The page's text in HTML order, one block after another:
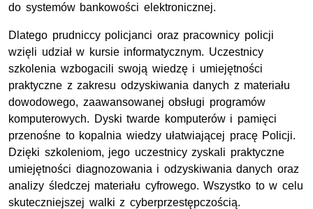
do systemów bankowości elektronicznej.
Dlatego prudniccy policjanci oraz pracownicy policji
wzięli udział w kursie informatycznym. Uczestnicy
szkolenia wzbogacili swoją wiedzę i umiejętności
praktyczne z zakresu odzyskiwania danych z materiału
dowodowego, zaawansowanej obsługi programów
komputerowych. Dyski twarde komputerów i pamięci
przenośne to kopalnia wiedzy ułatwiającej pracę Policji.
Dzięki szkoleniom, jego uczestnicy zyskali praktyczne
umiejętności diagnozowania i odzyskiwania danych oraz
analizy śledczej materiału cyfrowego. Wszystko to w celu
skuteczniejszej walki z cyberprzestępczością.